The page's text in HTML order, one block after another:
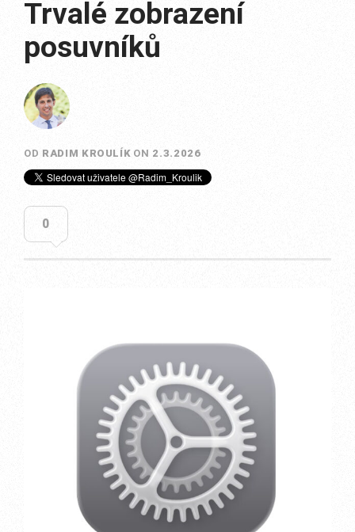
Trvalé zobrazení
posuvníků
OD RADIM KROULÍK ON 2.3.2026
0